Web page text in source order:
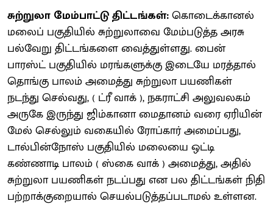
சுற்றுலா மேம்பாட்டு திட்டங்கள்:கொடைக்கானல்
மலைப் பகுதியில் சுற்றுலாவை மேம்படுத்த அரசு
பல்வேறு திட்டங்களை வைத்துள்ளது. பைன்
பாரஸ்ட் பகுதியில் மரங்களுக்கு இடையே மரத்தால்
தொங்கு பாலம் அமைத்து சுற்றுலா பயணிகள்
நடந்து செல்வது, ( ட்ரீ வாக் ), நகராட்சி அலுவலகம்
அருகே இருந்து ஜிம்கானா மைதானம் வரை ஏரியின்
மேல் செல்லும் வகையில் ரோப்கார் அமைப்பது,
டால்பின்நோஸ் பகுதியில் மலையை ஒட்டி
கண்ணாடி பாலம் ( ஸ்கை வாக் ) அமைத்து, அதில்
சுற்றுலா பயணிகள் நடப்பது என பல திட்டங்கள் நிதி
பற்றாக்குறையால் செயல்படுத்தப்படாமல் உள்ளன.